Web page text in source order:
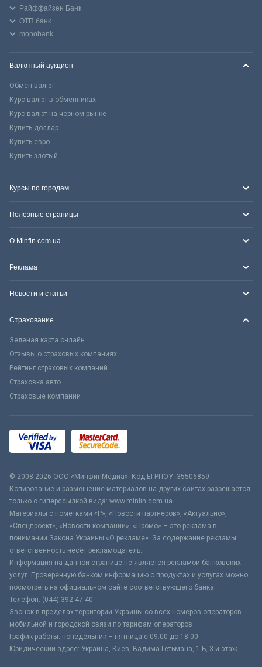
Райффайзен Банк
ОТП банк
monobank
Валютный аукцион
Обмен валют
Курс валют в обменниках
Курс валют на черном рынке
Купить доллар
Купить евро
Купить злотый
Курсы по городам
Полезные страницы
О Minfin.com.ua
Реклама
Новости и статьи
Страхование
Зеленая карта онлайн
Отзывы о страховых компаниях
Рейтинг страховых компаний
Страховка авто
Страховые компании
© 2008-2026 ООО «МинфинМедиа». Код ЕГРПОУ: 35506859
Копирование и размещение материалов на других сайтах разрешается
только с гиперссылкой вида: www.minfin.com.ua
Материалы с пометками «Р», «Новости партнёров», «Актуально»,
«Спецпроект», «Новости компаний», «Промо» – это реклама в
понимании Закона Украины «О рекламе». За содержание рекламы
ответственность несёт рекламодатель.
Информация на данной странице не является рекламой банковских
услуг. Проверенную банком информацию о продуктах и услугах можно
посмотреть на официальном сайте соответствующего банка.
Телефон: (044) 392-47-40
Звонок в пределах территории Украины со всех номеров операторов
мобильной и городской связи по тарифам операторов
График работы: понедельник – пятница с 09:00 до 18:00
Юридический адрес: Украина, Киев, Вадима Гетьмана, 1-Б, 3-й этаж